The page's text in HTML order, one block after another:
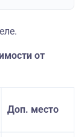
от
Доп. место